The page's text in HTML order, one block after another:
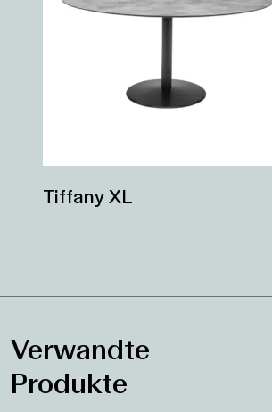
Tiffany XL
Verwandte
Produkte